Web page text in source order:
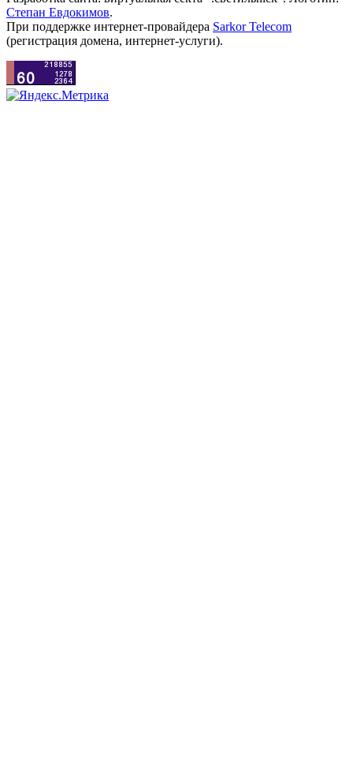
Степан Евдокимов.
При поддержке интернет-провайдера Sarkor Telecom
(регистрация домена, интернет-услуги).